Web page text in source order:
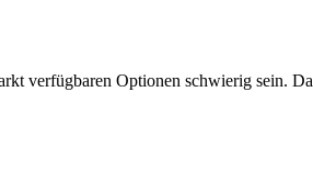
verfügbaren Optionen schwierig sein.